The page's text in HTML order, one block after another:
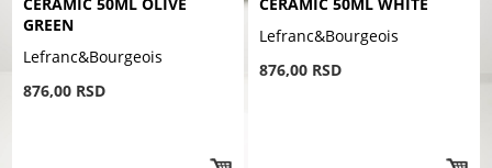
CERAMIC 50ML OLIVE
GREEN
Lefranc&Bourgeois
876,00 RSD
CERAMIC 50ML WHITE
Lefranc&Bourgeois
876,00 RSD